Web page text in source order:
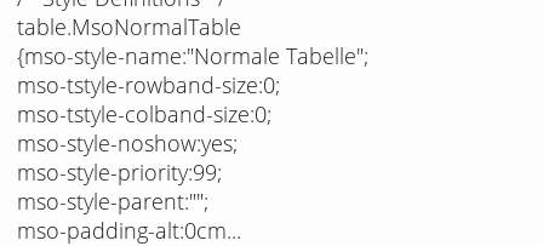
table.MsoNormalTable
{mso-style-name:"Normale Tabelle";
mso-tstyle-rowband-size:0;
mso-tstyle-colband-size:0;
mso-style-noshow:yes;
mso-style-priority:99;
mso-style-parent:"";
mso-padding-alt:0cm...